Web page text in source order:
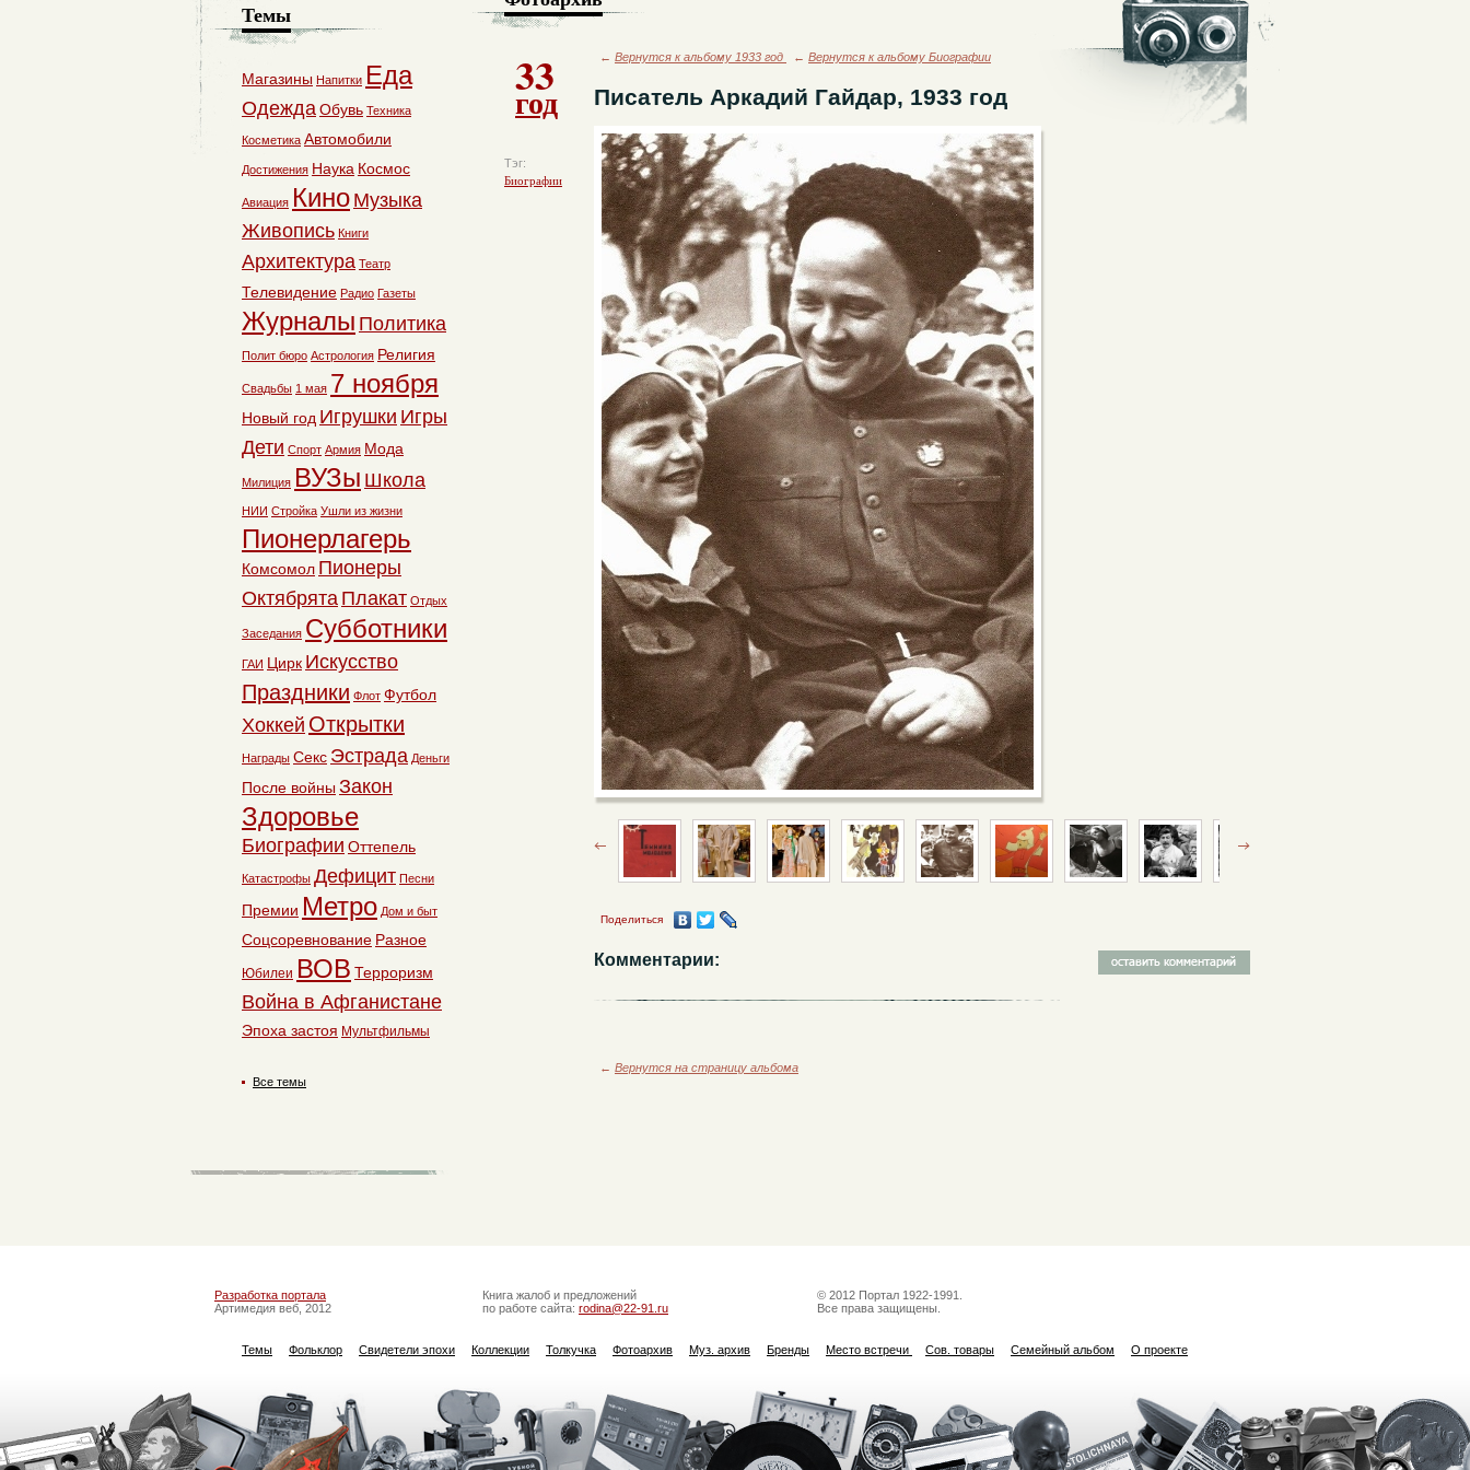
33
год
Тэг:
Биографии
← Вернутся к альбому 1933 год ← Вернутся к альбому Биографии
Писатель Аркадий Гайдар, 1933 год
Поделиться
Комментарии:
← Вернутся на страницу альбома
Темы
Магазины Напитки Еда
ОдеждаОбувь Техника
Косметика Автомобили
Достижения Наука Космос
Авиация Кино Музыка
Живопись Книги
Архитектура Театр
Телевидение Радио Газеты
Журналы Политика
Полит бюро Астрология Религия
Свадьбы 1 мая 7 ноября
Новый год Игрушки Игры
Дети Спорт Армия Мода
Милиция ВУЗы Школа
НИИ Стройка Ушли из жизни
Пионерлагерь
Комсомол Пионеры
Октябрята Плакат Отдых
Заседания Субботники
ГАИ Цирк Искусство
Праздники Флот Футбол
Хоккей Открытки
Награды Секс Эстрада Деньги
После войны Закон
Здоровье
Биографии Оттепель
Катастрофы Дефицит Песни
Премии Метро Дом и быт
Соцсоревнование Разное
Юбилеи ВОВ Терроризм
Война в Афганистане
Эпоха застоя Мультфильмы
Все темы
Разработка портала
Артимедия веб, 2012
Книга жалоб и предложений
по работе сайта: rodina@22-91.ru
© 2012 Портал 1922-1991.
Все права защищены.
Темы Фольклор Свидетели эпохи Коллекции Толкучка Фотоархив Муз. архив Бренды Место встречи Сов. товары Семейный альбом О проекте